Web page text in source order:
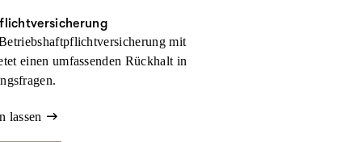
mit
einen umfassenden Rückhalt in
lassen